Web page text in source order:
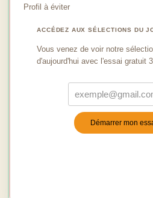
Profil à éviter
ACCÉDEZ AUX SÉLECTIONS DU
Vous venez de voir notre
d'aujourd'hui avec l'essai gratuit
Démarrer mon